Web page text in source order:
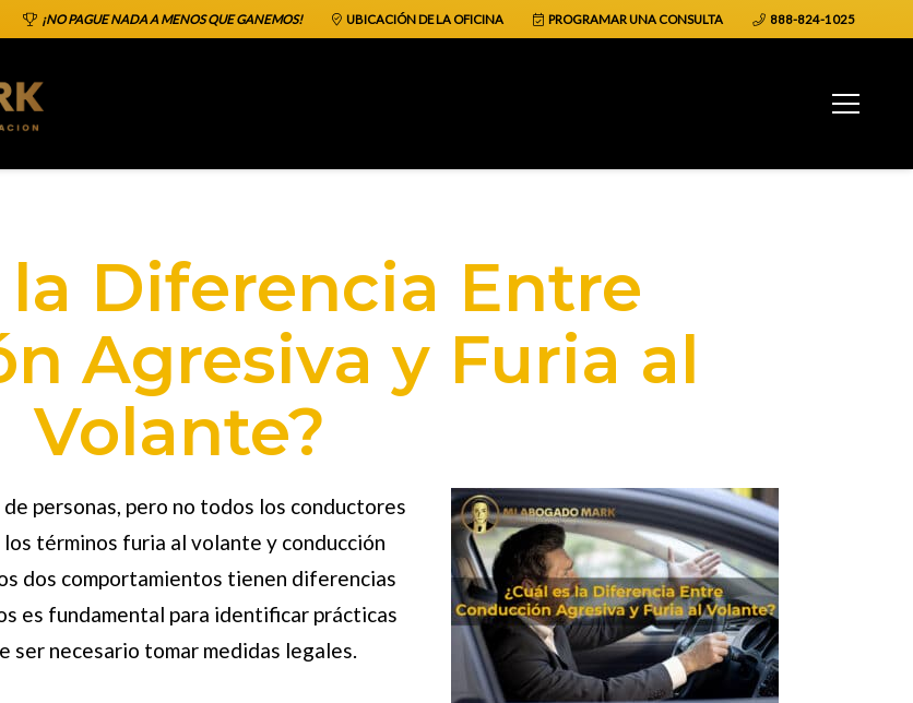
¡NO PAGUE NADA A MENOS QUE GANEMOS! UBICACIÓN DE LA OFICINA PROGRAMAR UNA CONSULTA 888-824-1025
la Diferencia Entre
Agresiva y Furia al
Volante?
personas, pero no todos los conductores
los términos furia al volante y conducción
dos comportamientos tienen diferencias
es fundamental para identificar prácticas
ser necesario tomar medidas legales.